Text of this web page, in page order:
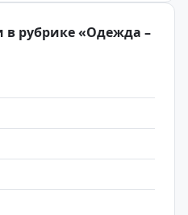
в рубрике «Одежда –